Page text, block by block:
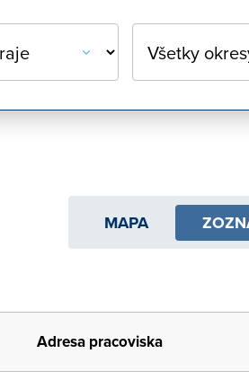
MAPA
Adresa pracoviska